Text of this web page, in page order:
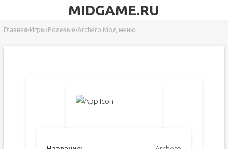
MIDGAME.RU
Главная›Игры›Ролевые›Archero Мод меню